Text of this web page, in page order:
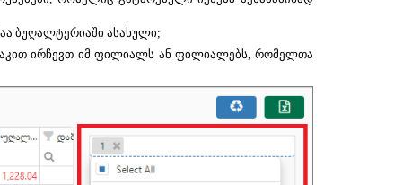
ბუღალტერიაში ასახული;
ირჩევთ იმ ფილიალს ან ფილიალებს, რომელთა